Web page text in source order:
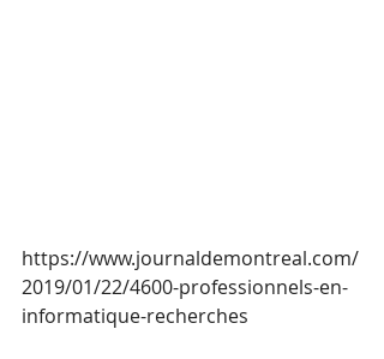
https://www.journaldemontreal.com/
2019/01/22/4600-professionnels-en-
informatique-recherches